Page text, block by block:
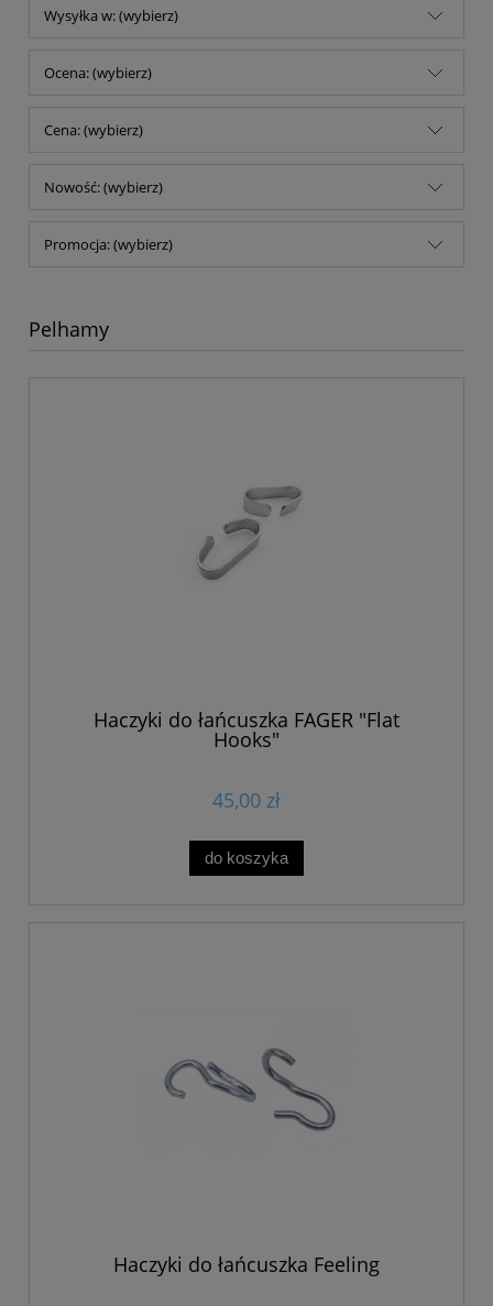
Wysyłka w: (wybierz)
Ocena: (wybierz)
Cena: (wybierz)
Nowość: (wybierz)
Promocja: (wybierz)
Pelhamy
Haczyki do łańcuszka FAGER "Flat
Hooks"
45,00 zł
do koszyka
Haczyki do łańcuszka Feeling